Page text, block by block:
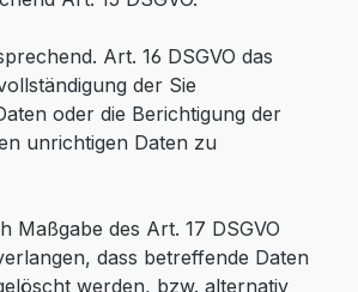
Art. 16 DSGVO das
der Sie
oder die Berichtigung der
unrichtigen Daten zu
Maßgabe des Art. 17 DSGVO
dass betreffende Daten
werden, bzw. alternativ